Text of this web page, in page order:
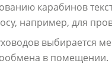
карабинов
например, для
выбирается
в помещении.